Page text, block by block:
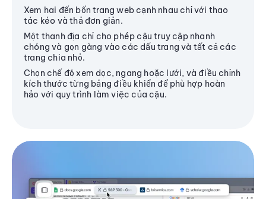
Xem hai đến bốn trang web cạnh nhau chỉ với thao
tác kéo và thả đơn giản.
Một thanh địa chỉ cho phép cậu truy cập nhanh
chóng và gọn gàng vào các dấu trang và tất cả các
trang chia nhỏ.
Chọn chế độ xem dọc, ngang hoặc lưới, và điều chỉnh
kích thước từng bảng điều khiển để phù hợp hoàn
hảo với quy trình làm việc của cậu.